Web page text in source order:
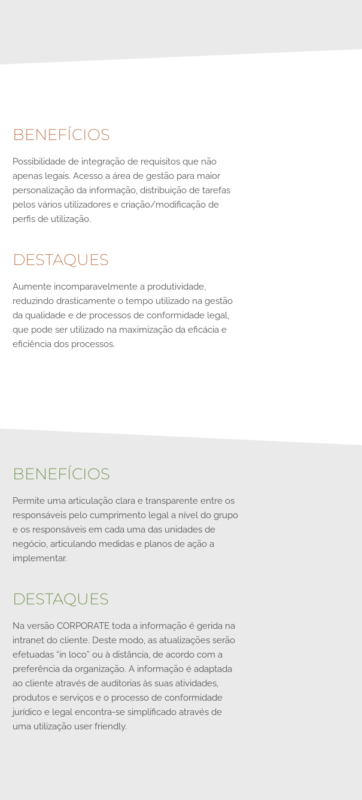
BENEFÍCIOS
Possibilidade de integração de requisitos que não
apenas legais. Acesso a área de gestão para maior
personalização da informação, distribuição de tarefas
pelos vários utilizadores e criação/modificação de
perfis de utilização.
DESTAQUES
Aumente incomparavelmente a produtividade,
reduzindo drasticamente o tempo utilizado na gestão
da qualidade e de processos de conformidade legal,
que pode ser utilizado na maximização da eficácia e
eficiência dos processos.
BENEFÍCIOS
Permite uma articulação clara e transparente entre os
responsáveis pelo cumprimento legal a nível do grupo
e os responsáveis em cada uma das unidades de
negócio, articulando medidas e planos de ação a
implementar.
DESTAQUES
Na versão CORPORATE toda a informação é gerida na
intranet do cliente. Deste modo, as atualizações serão
efetuadas “in loco” ou à distância, de acordo com a
preferência da organização. A informação é adaptada
ao cliente através de auditorias às suas atividades,
produtos e serviços e o processo de conformidade
jurídico e legal encontra-se simplificado através de
uma utilização user friendly.